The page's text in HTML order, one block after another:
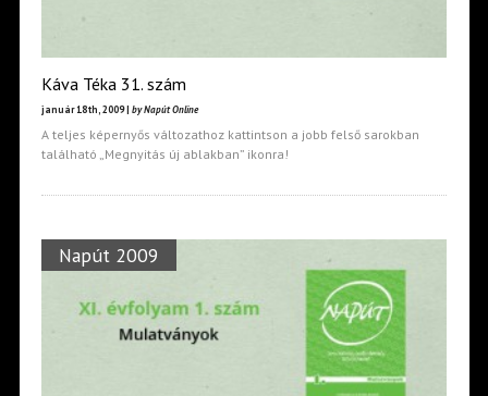
Káva Téka 31. szám
január 18th, 2009 | by Napút Online
A teljes képernyős változathoz kattintson a jobb felső sarokban
található „Megnyitás új ablakban” ikonra!
Napút 2009